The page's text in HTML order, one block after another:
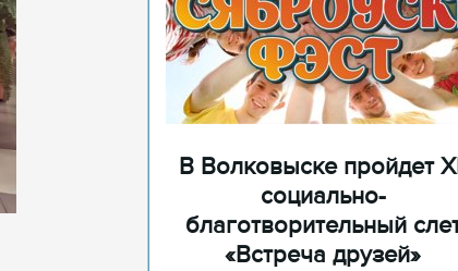
В Волковыске пройдет
социально-
благотворительный
«Встреча друзей»